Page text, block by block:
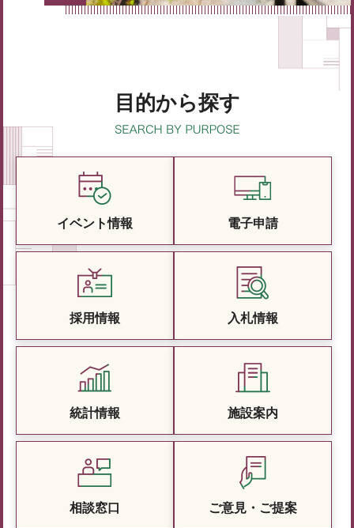
目的から探す
イベント情報 電子申請
採用情報 入札情報
統計情報 施設案内
相談窓口 ご意見・ご提案